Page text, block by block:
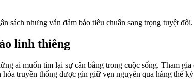
sách nhưng vẫn đảm bảo tiêu chuẩn sang trọng tuyệt đối.
linh thiêng
ai muốn tìm lại sự cân bằng trong cuộc sống. Tham gia
truyền thống được gìn giữ vẹn nguyên qua hàng thế